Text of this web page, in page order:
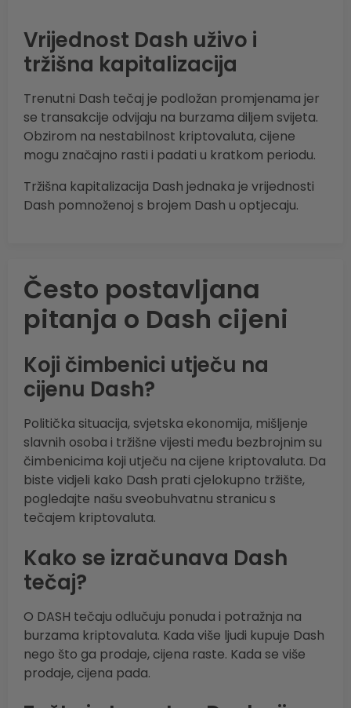
Vrijednost Dash uživo i
tržišna kapitalizacija
Trenutni Dash tečaj je podložan promjenama jer
se transakcije odvijaju na burzama diljem svijeta.
Obzirom na nestabilnost kriptovaluta, cijene
mogu značajno rasti i padati u kratkom periodu.
Tržišna kapitalizacija Dash jednaka je vrijednosti
Dash pomnoženoj s brojem Dash u optjecaju.
Često postavljana
pitanja o Dash cijeni
Koji čimbenici utječu na
cijenu Dash?
Politička situacija, svjetska ekonomija, mišljenje
slavnih osoba i tržišne vijesti među bezbrojnim su
čimbenicima koji utječu na cijene kriptovaluta. Da
biste vidjeli kako Dash prati cjelokupno tržište,
pogledajte našu sveobuhvatnu stranicu s
tečajem kriptovaluta.
Kako se izračunava Dash
tečaj?
O DASH tečaju odlučuju ponuda i potražnja na
burzama kriptovaluta. Kada više ljudi kupuje Dash
nego što ga prodaje, cijena raste. Kada se više
prodaje, cijena pada.